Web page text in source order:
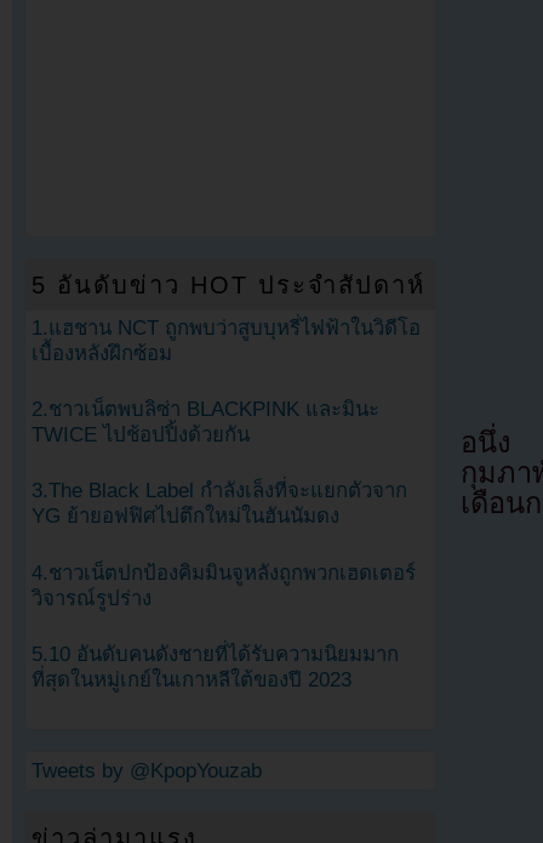
อนึ่ง
กุมภา
เดือน
5 อันดับข่าว HOT ประจำสัปดาห์
1.แฮชาน NCT ถูกพบว่าสูบบุหรี่ไฟฟ้าในวิดีโอ
เบื้องหลังฝึกซ้อม
2.ชาวเน็ตพบลิซ่า BLACKPINK และมินะ
TWICE ไปช้อปปิ้งด้วยกัน
3.The Black Label กำลังเล็งที่จะแยกตัวจาก
YG ย้ายอฟฟิศไปตึกใหม่ในฮันนัมดง
4.ชาวเน็ตปกป้องคิมมินจูหลังถูกพวกเฮดเตอร์
วิจารณ์รูปร่าง
5.10 อันดับคนดังชายที่ได้รับความนิยมมาก
ที่สุดในหมู่เกย์ในเกาหลีใต้ของปี 2023
Tweets by @KpopYouzab